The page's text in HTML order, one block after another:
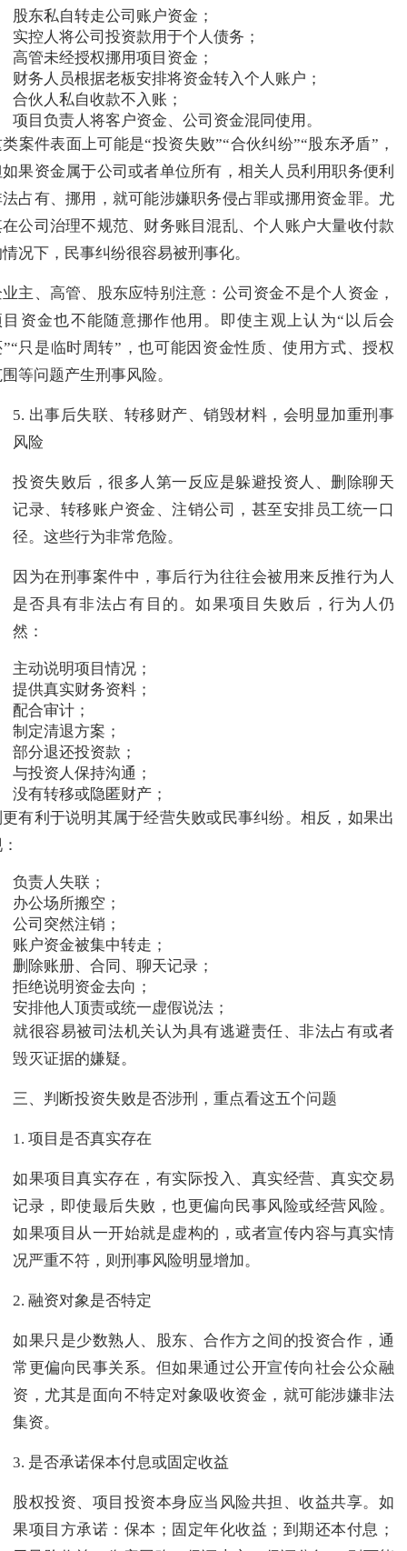
股东私自转走公司账户资金；
实控人将公司投资款用于个人债务；
高管未经授权挪用项目资金；
财务人员根据老板安排将资金转入个人账户；
合伙人私自收款不入账；
项目负责人将客户资金、公司资金混同使用。
案件表面上可能是“投资失败”“合伙纠纷”“股东矛盾”，
果资金属于公司或者单位所有，相关人员利用职务便利
占有、挪用，就可能涉嫌职务侵占罪或挪用资金罪。尤
公司治理不规范、财务账目混乱、个人账户大量收付款
况下，民事纠纷很容易被刑事化。
主、高管、股东应特别注意：公司资金不是个人资金，
目资金也不能随意挪作他用。即使主观上认为“以后会
”“只是临时周转”，也可能因资金性质、使用方式、授权
等问题产生刑事风险。
5. 出事后失联、转移财产、销毁材料，会明显加重刑事
风险
投资失败后，很多人第一反应是躲避投资人、删除聊天
记录、转移账户资金、注销公司，甚至安排员工统一口
径。这些行为非常危险。
因为在刑事案件中，事后行为往往会被用来反推行为人
是否具有非法占有目的。如果项目失败后，行为人仍
然：
主动说明项目情况；
提供真实财务资料；
配合审计；
制定清退方案；
部分退还投资款；
与投资人保持沟通；
没有转移或隐匿财产；
有利于说明其属于经营失败或民事纠纷。相反，如果出
负责人失联；
办公场所搬空；
公司突然注销；
账户资金被集中转走；
删除账册、合同、聊天记录；
拒绝说明资金去向；
安排他人顶责或统一虚假说法；
就很容易被司法机关认为具有逃避责任、非法占有或者
毁灭证据的嫌疑。
三、判断投资失败是否涉刑，重点看这五个问题
1. 项目是否真实存在
如果项目真实存在，有实际投入、真实经营、真实交易
记录，即使最后失败，也更偏向民事风险或经营风险。
如果项目从一开始就是虚构的，或者宣传内容与真实情
况严重不符，则刑事风险明显增加。
2. 融资对象是否特定
如果只是少数熟人、股东、合作方之间的投资合作，通
常更偏向民事关系。但如果通过公开宣传向社会公众融
资，尤其是面向不特定对象吸收资金，就可能涉嫌非法
集资。
3. 是否承诺保本付息或固定收益
股权投资、项目投资本身应当风险共担、收益共享。如
果项目方承诺：保本；固定年化收益；到期还本付息；